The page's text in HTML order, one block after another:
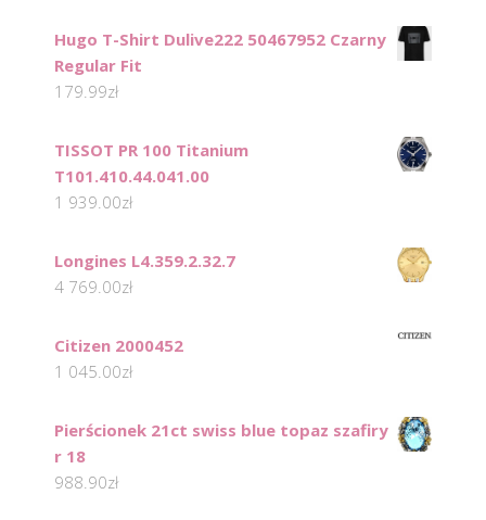
Hugo T-Shirt Dulive222 50467952 Czarny
Regular Fit
179.99zł
TISSOT PR 100 Titanium
T101.410.44.041.00
1 939.00zł
Longines L4.359.2.32.7
4 769.00zł
Citizen 2000452
1 045.00zł
Pierścionek 21ct swiss blue topaz szafiry
r 18
988.90zł